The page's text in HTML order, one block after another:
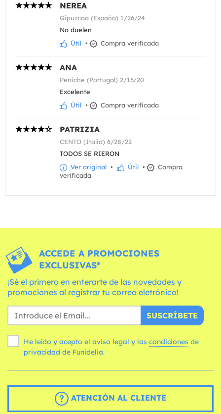
NEREA
Gipuzcoa (España) 1/26/24
No duelen
Útil • Compra verificada
ANA
Peniche (Portugal) 2/15/20
Excelente
Útil • Compra verificada
PATRIZIA
CENTO (Italia) 6/28/22
TODOS SE RIERON
Ver original • Útil •
Compra
verificada
ACCEDE A PROMOCIONES
EXCLUSIVAS*
¡Sé el primero en enterarte de las novedades y
promociones al registrar tu correo eletrónico!
SUSCRÍBETE
He leído y acepto el aviso legal y las condiciones
privacidad de Funidelia.
ATENCIÓN AL CLIENTE